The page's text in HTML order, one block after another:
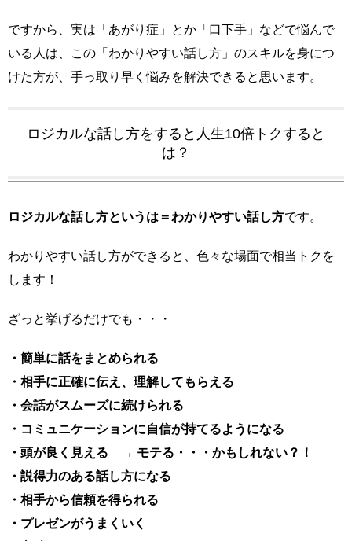
ですから、実は「あがり症」とか「口下手」などで悩んで
いる人は、この「わかりやすい話し方」のスキルを身につ
けた方が、手っ取り早く悩みを解決できると思います。
ロジカルな話し方をすると人生10倍トクすると
は？
ロジカルな話し方というは＝わかりやすい話し方です。
わかりやすい話し方ができると、色々な場面で相当トクを
します！
ざっと挙げるだけでも・・・
・簡単に話をまとめられる
・相手に正確に伝え、理解してもらえる
・会話がスムーズに続けられる
・コミュニケーションに自信が持てるようになる
・頭が良く見える → モテる・・・かもしれない？！
・説得力のある話し方になる
・相手から信頼を得られる
・プレゼンがうまくいく